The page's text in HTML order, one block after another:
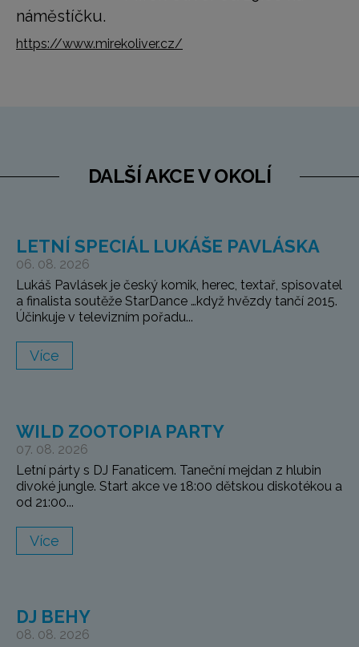
náměstíčku.
https://www.mirekoliver.cz/
DALŠÍ AKCE V OKOLÍ
LETNÍ SPECIÁL LUKÁŠE PAVLÁSKA
06. 08. 2026
Lukáš Pavlásek je český komik, herec, textař, spisovatel
a finalista soutěže StarDance …když hvězdy tančí 2015.
Účinkuje v televizním pořadu...
Více
WILD ZOOTOPIA PARTY
07. 08. 2026
Letní párty s DJ Fanaticem. Taneční mejdan z hlubin
divoké jungle. Start akce ve 18:00 dětskou diskotékou a
od 21:00...
Více
DJ BEHY
08. 08. 2026